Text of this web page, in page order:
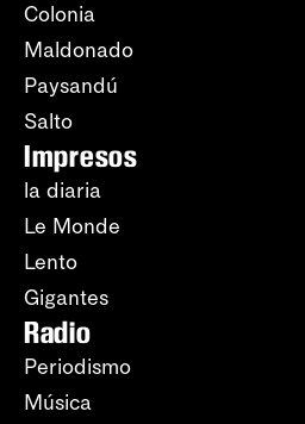
Colonia
Maldonado
Paysandú
Salto
Impresos
la diaria
Le Monde
Lento
Gigantes
Radio
Periodismo
Música